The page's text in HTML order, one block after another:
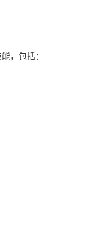
，包括：